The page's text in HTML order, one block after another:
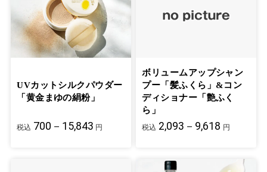
UVカットシルクパウダー
「黄金まゆの絹粉」
税込 700－15,843 円
ボリュームアップシャン
プー「髪ふくら」&コン
ディショナー「艶ふく
ら」
税込 2,093－9,618 円